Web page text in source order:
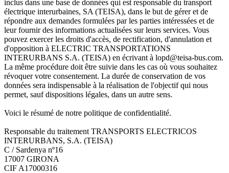
inclus dans une base de données qui est responsable du transport
électrique interurbaines, SA (TEISA), dans le but de gérer et de
répondre aux demandes formulées par les parties intéressées et de
leur fournir des informations actualisées sur leurs services. Vous
pouvez exercer les droits d'accès, de rectification, d'annulation et
d'opposition à ELECTRIC TRANSPORTATIONS
INTERURBANS S.A. (TEISA) en écrivant à lopd@teisa-bus.com.
La même procédure doit être suivie dans les cas où vous souhaitez
révoquer votre consentement. La durée de conservation de vos
données sera indispensable à la réalisation de l'objectif qui nous
permet, sauf dispositions légales, dans un autre sens.
Voici le résumé de notre politique de confidentialité.
Responsable du traitement TRANSPORTS ELECTRICOS
INTERURBANS, S.A. (TEISA)
C / Sardenya nº16
17007 GIRONA
CIF A17000316